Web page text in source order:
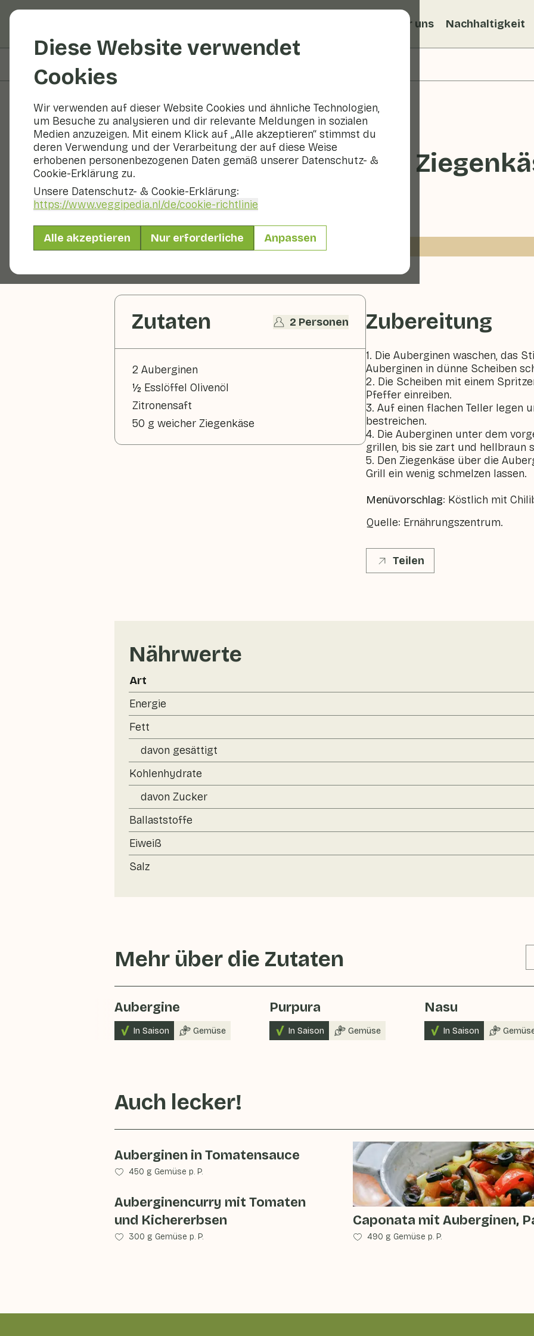
Diese Website verwendet
Cookies
Wir verwenden auf dieser Website Cookies und ähnliche Technologien,
um Besuche zu analysieren und dir relevante Meldungen in sozialen
Medien anzuzeigen. Mit einem Klick auf „Alle akzeptieren“ stimmst du
deren Verwendung und der Verarbeitung der auf diese Weise
erhobenen personenbezogenen Daten gemäß unserer Datenschutz- &
Cookie-Erklärung zu.
Unsere Datenschutz- & Cookie-Erklärung:
https://www.veggipedia.nl/de/cookie-richtlinie
Alle akzeptieren Nur erforderliche Anpassen
Über uns Nachhaltigkeit
Rezepte
Gegrillte Aubergine mit
Hauptgericht 2 Personen
Mit saisonalen Produkten
Zutaten 2 Personen
2 Auberginen
½ Esslöffel Olivenöl
Zitronensaft
50 g weicher Ziegenkäse
Zubereitung
1. Die Auberginen waschen, das
Auberginen in dünne Scheiben
2. Die Scheiben mit einem
Pfeffer einreiben.
3. Auf einen flachen Teller legen
bestreichen.
4. Die Auberginen unter dem
grillen, bis sie zart und hellbraun
5. Den Ziegenkäse über die
Grill ein wenig schmelzen lassen.
Menüvorschlag: Köstlich mit
Quelle: Ernährungszentrum.
Teilen
Nährwerte
Art
Energie
Fett
davon gesättigt
Kohlenhydrate
davon Zucker
Ballaststoffe
Eiweiß
Salz
Mehr über die Zutaten
Aubergine
In Saison Gemüse
Purpura
In Saison Gemüse
Nasu
In Saison
Auch lecker!
Auberginen in Tomatensauce
450 g Gemüse p. P.
Auberginencurry mit Tomaten
und Kichererbsen
300 g Gemüse p. P.
Caponata mit Auberginen,
490 g Gemüse p. P.